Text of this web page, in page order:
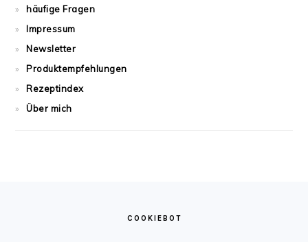
häufige Fragen
Impressum
Newsletter
Produktempfehlungen
Rezeptindex
Über mich
COOKIEBOT